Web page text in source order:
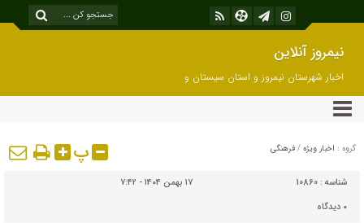
نیمروز آنلاین
اخبار شهرستان نیمروز و استان سیستان و
بلوچستان
گروه : اخبار ویژه / فرهنگی پ
شناسه : 10860
۱۷ بهمن ۱۴۰۴ - ۷:۴۲
۰ دیدگاه